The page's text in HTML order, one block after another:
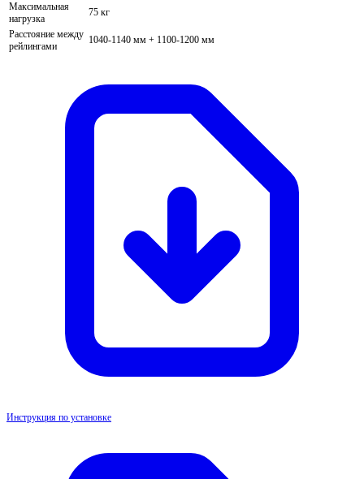
Максимальная
нагрузка
75 кг
Расстояние между
рейлингами
1040-1140 мм + 1100-1200 мм
Инструкция по установке